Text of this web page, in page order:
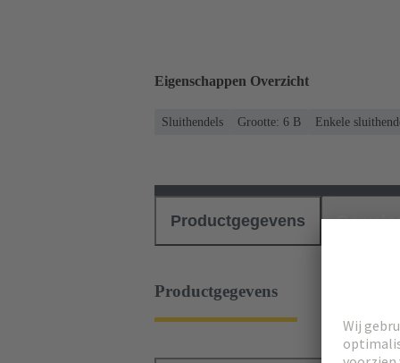
Eigenschappen Overzicht
Sluithendels Grootte: 6 B Enkele
Productgegevens
Productgegevens